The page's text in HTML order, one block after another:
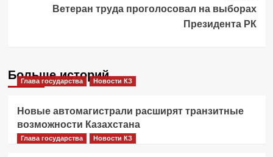
Ветеран труда проголосовал на выборах
Президента РК
Больше историй
Глава государства Новости КЗ
Новые автомагистрали расширят транзитные
возможности Казахстана
Глава государства Новости КЗ